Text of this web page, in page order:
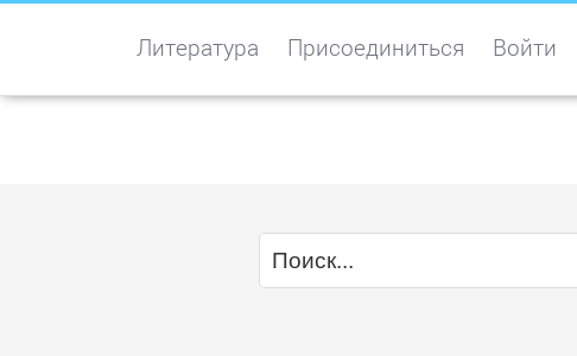
Литература Присоединиться Войти